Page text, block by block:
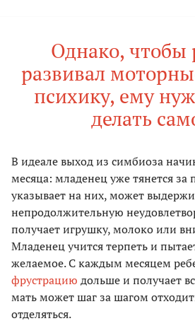
Однако, чтобы
развивал
психику, ему
делать
В идеале выход из симбиоза
месяца: младенец уже тянется за
указывает на них, может
непродолжительную
получает игрушку, молоко или
Младенец учится терпеть и
желаемое. С каждым месяцем
фрустрацию дольше и получает
мать может шаг за шагом
отделяться.